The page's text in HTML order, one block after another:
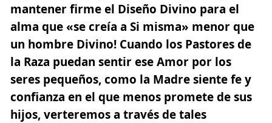
mantener firme el Diseño Divino para el
alma que «se creía a Si misma» menor que
un hombre Divino! Cuando los Pastores de
la Raza puedan sentir ese Amor por los
seres pequeños, como la Madre siente fe y
confianza en el que menos promete de sus
hijos, verteremos a través de tales